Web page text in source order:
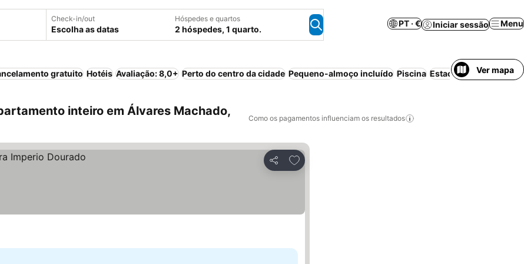
Check-in/out
Escolha as datas
Hóspedes e quartos
2 hóspedes, 1 quarto.
PT · € Iniciar sessão Menu
gratuito Hotéis Avaliação: 8,0+ Perto do centro da cidade Pequeno-almoço incluído Piscina EstacionamentoVer mapa
inteiro em Álvares Machado,
Como os pagamentos influenciam os resultados
Partilhar
Adicionar aos favoritos